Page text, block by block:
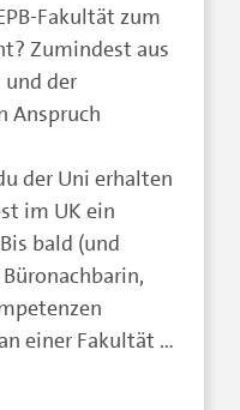
Fakultät zum
Zumindest aus
und der
Anspruch
der Uni erhalten
im UK ein
bald (und
einer Fakultät …